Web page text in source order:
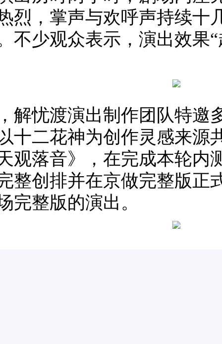
烈，掌声与欢呼声持续十
不少观众表示，演出效果
解忧渡演出制作团队特邀
十二花神为创作灵感来源
观落音》，在完成本轮内
整创排并在京做完整版正
完整版的演出。